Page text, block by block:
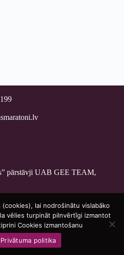
pārstāvji UAB GEE TEAM,
Baltijasmaratoni.lv
lai nodrošinātu vislabāko
vēlies turpināt pilnvērtīgi izmantot
Cookies izmantošanu
Privātuma politika